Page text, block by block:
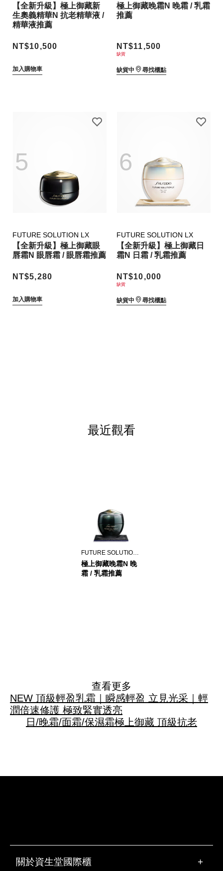
【全新升級】極上御藏新
生奧義精華N 抗老精華液 /
精華液推薦
NT$10,500
加入購物車
極上御藏晚霜N 晚霜 / 乳霜
推薦
NT$11,500
缺貨
缺貨中 尋找櫃點
5
FUTURE SOLUTION LX
【全新升級】極上御藏眼
唇霜N 眼唇霜 / 眼唇霜推薦
NT$5,280
加入購物車
6
FUTURE SOLUTION LX
【全新升級】極上御藏日
霜N 日霜 / 乳霜推薦
NT$10,000
缺貨
缺貨中 尋找櫃點
最近觀看
FUTURE SOLUTION LX
極上御藏晚霜N 晚
霜 / 乳霜推薦
查看更多
NEW 頂級輕盈乳霜｜瞬感輕盈 立見光采｜輕
潤倍速修護 極致緊實透亮
日/晚霜/面霜/保濕霜極上御藏 頂級抗老
關於資生堂國際櫃 +